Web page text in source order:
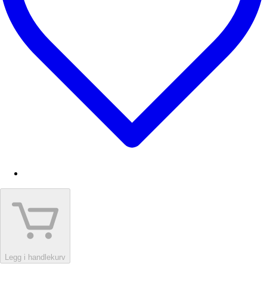
Legg i handlekurv